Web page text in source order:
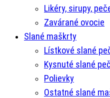
Likéry, sirupy,
Zavárané ovocie
Slané maškrty
Lístkové slané
Kysnuté slané
Polievky
Ostatné slané